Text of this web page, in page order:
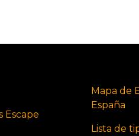
Escape
Mapa de
España
Lista de